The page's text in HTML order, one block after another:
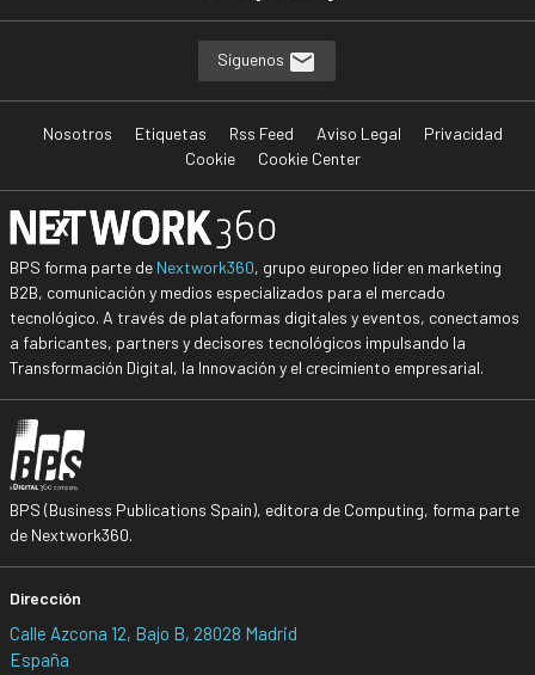
Síguenos
Nosotros Etiquetas Rss Feed Aviso Legal
Privacidad
Cookie
Cookie Center
BPS forma parte de Nextwork360, grupo europeo líder en marketing
B2B, comunicación y medios especializados para el mercado
tecnológico. A través de plataformas digitales y eventos, conectamos
a fabricantes, partners y decisores tecnológicos impulsando la
Transformación Digital, la Innovación y el crecimiento empresarial.
BPS (Business Publications Spain), editora de Computing, forma parte
de Nextwork360.
Dirección
Calle Azcona 12, Bajo B, 28028 Madrid
España